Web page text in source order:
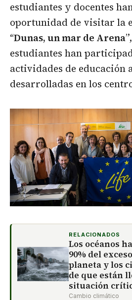
estudiantes y docentes
oportunidad de visitar la
“Dunas, un mar de Arena
estudiantes han
actividades de educación
desarrolladas en los
RELACIONADOS
Los océanos
90% del
planeta y los
de que están
situación
Cambio climático